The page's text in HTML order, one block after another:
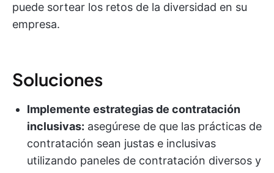
puede sortear los retos de la diversidad en su
empresa.
Soluciones
Implemente estrategias de contratación
inclusivas: asegúrese de que las prácticas de
contratación sean justas e inclusivas
utilizando paneles de contratación diversos y